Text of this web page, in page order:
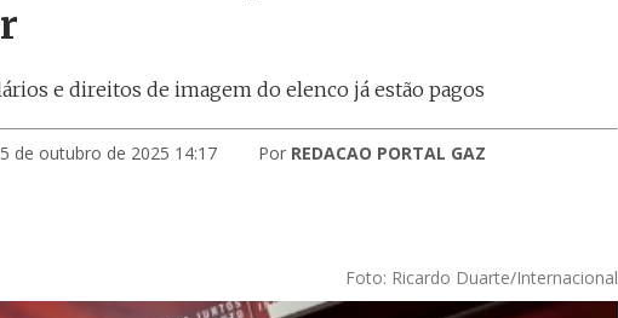
e direitos de imagem do elenco já estão pagos
de outubro de 2025 14:17 Por REDACAO PORTAL GAZ
Foto: Ricardo Duarte/Internacional